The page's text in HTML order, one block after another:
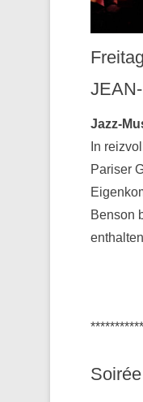
Jazz-
In
Pariser
Benson